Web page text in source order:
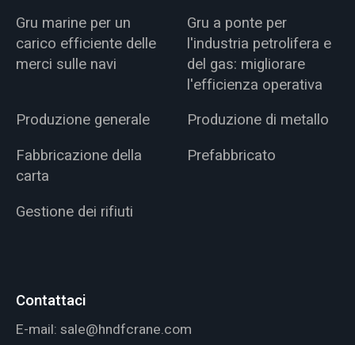
Gru marine per un
carico efficiente delle
merci sulle navi
Gru a ponte per
l'industria petrolifera e
del gas: migliorare
l'efficienza operativa
Produzione generale
Produzione di metallo
Fabbricazione della
carta
Prefabbricato
Gestione dei rifiuti
Contattaci
E-mail: sale@hndfcrane.com